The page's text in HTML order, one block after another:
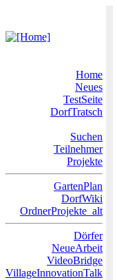
Home
Neues
TestSeite
DorfTratsch
Suchen
Teilnehmer
Projekte
GartenPlan
DorfWiki
OrdnerProjekte_alt
Dörfer
NeueArbeit
VideoBridge
VillageInnovationTalk